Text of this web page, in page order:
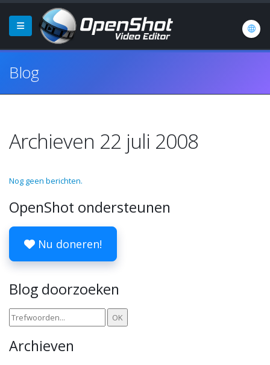
Blog
Archieven 22 juli 2008
Nog geen berichten.
OpenShot ondersteunen
Nu doneren!
Blog doorzoeken
Archieven